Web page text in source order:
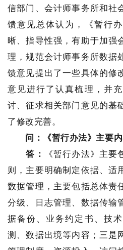
信部门、会计师事务所和社
馈意见总体认为，《暂行
晰、指导性强，有助于加强
理，规范会计师事务所数据
馈意见提出了一些具体的修
意见进行了认真梳理，并
讨、征求相关部门意见的基
了修改完善。
问：《暂行办法》主要
答：
《暂行办法》主
则，主要明确制定依据、适
数据管理，主要包括总体责
分级、日志管理、数据传输
据备份、业务约定书、技
测、数据出境等内容；三是